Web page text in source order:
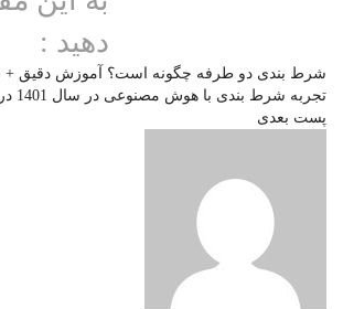
دهید :
شرط بندی دو طرفه چگونه است؟ آموزش دقیق +
تجربه شرط بندی با هوش مصنوعی در سال 1401 در سایت های ایرانی
پست بعدی